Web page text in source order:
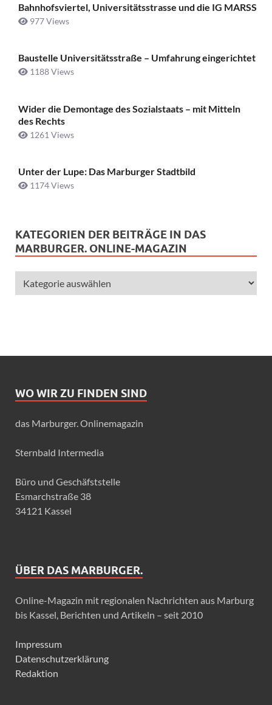
Bahnhofsviertel, Universitätsstrasse und die IG MARSS
977 Views
Baustelle Universitätsstraße ­– Umfahrung eingerichtet
1188 Views
Wider die Demontage des Sozialstaats – mit Mitteln
des Rechts
1261 Views
Unter der Lupe: Das Marburger Stadtbild
1174 Views
KATEGORIEN DER BEITRÄGE IN DAS
MARBURGER. ONLINE-MAGAZIN
WO WIR ZU FINDEN SIND
das Marburger. Onlinemagazin
Sternbald Intermedia
Büro und Geschäfststelle
Esmarchstraße 38
34121 Kassel
ÜBER DAS MARBURGER.
Online-Magazin mit regionalen Nachrichten aus Marburg
bis Kassel, Berichten und Artikeln – seit 2010
Impressum
Datenschutzerklärung
Redaktion